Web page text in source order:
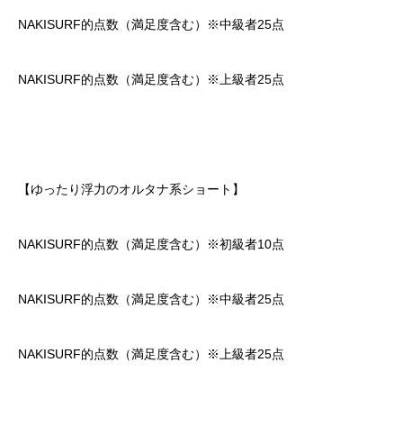
NAKISURF的点数（満足度含む）※中級者25点
NAKISURF的点数（満足度含む）※上級者25点
【ゆったり浮力のオルタナ系ショート】
NAKISURF的点数（満足度含む）※初級者10点
NAKISURF的点数（満足度含む）※中級者25点
NAKISURF的点数（満足度含む）※上級者25点